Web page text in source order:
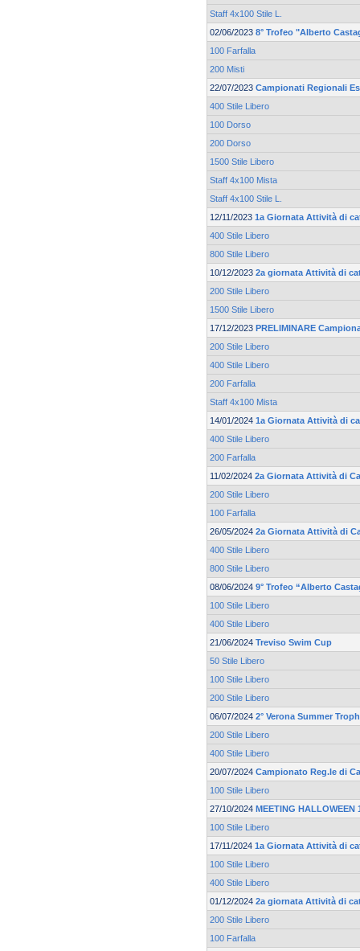
Staff 4x100 Stile L.
02/06/2023 8° Trofeo "Alberto
100 Farfalla
200 Misti
22/07/2023 Campionati Regionali
400 Stile Libero
100 Dorso
200 Dorso
1500 Stile Libero
Staff 4x100 Mista
Staff 4x100 Stile L.
12/11/2023 1a Giornata Attività di
400 Stile Libero
800 Stile Libero
10/12/2023 2a giornata Attività di
200 Stile Libero
1500 Stile Libero
17/12/2023 PRELIMINARE
200 Stile Libero
400 Stile Libero
200 Farfalla
Staff 4x100 Mista
14/01/2024 1a Giornata Attività di
400 Stile Libero
200 Farfalla
11/02/2024 2a Giornata Attività di
200 Stile Libero
100 Farfalla
26/05/2024 2a Giornata Attività di
400 Stile Libero
800 Stile Libero
08/06/2024 9° Trofeo “Alberto
100 Stile Libero
400 Stile Libero
21/06/2024 Treviso Swim Cup
50 Stile Libero
100 Stile Libero
200 Stile Libero
06/07/2024 2° Verona Summer
200 Stile Libero
400 Stile Libero
20/07/2024 Campionato Reg.le di
100 Stile Libero
27/10/2024 MEETING HALLOWEEN
100 Stile Libero
17/11/2024 1a Giornata Attività di
100 Stile Libero
400 Stile Libero
01/12/2024 2a giornata Attività di
200 Stile Libero
100 Farfalla